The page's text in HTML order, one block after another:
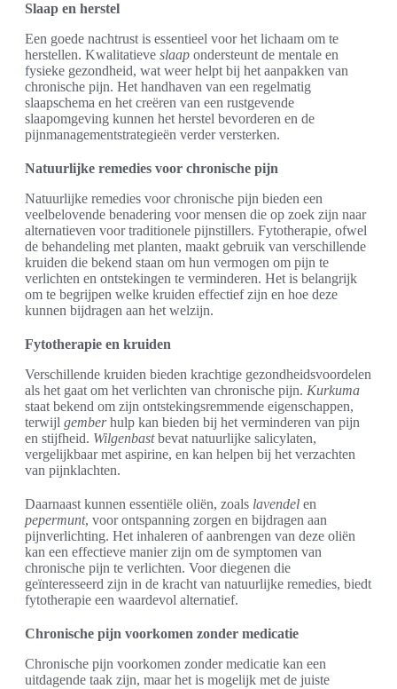
Slaap en herstel
Een goede nachtrust is essentieel voor het lichaam om te
herstellen. Kwalitatieve slaap ondersteunt de mentale en
fysieke gezondheid, wat weer helpt bij het aanpakken van
chronische pijn. Het handhaven van een regelmatig
slaapschema en het creëren van een rustgevende
slaapomgeving kunnen het herstel bevorderen en de
pijnmanagementstrategieën verder versterken.
Natuurlijke remedies voor chronische pijn
Natuurlijke remedies voor chronische pijn bieden een
veelbelovende benadering voor mensen die op zoek zijn naar
alternatieven voor traditionele pijnstillers. Fytotherapie, ofwel
de behandeling met planten, maakt gebruik van verschillende
kruiden die bekend staan om hun vermogen om pijn te
verlichten en ontstekingen te verminderen. Het is belangrijk
om te begrijpen welke kruiden effectief zijn en hoe deze
kunnen bijdragen aan het welzijn.
Fytotherapie en kruiden
Verschillende kruiden bieden krachtige gezondheidsvoordelen
als het gaat om het verlichten van chronische pijn. Kurkuma
staat bekend om zijn ontstekingsremmende eigenschappen,
terwijl gemberhulp kan bieden bij het verminderen van pijn
en stijfheid. Wilgenbastbevat natuurlijke salicylaten,
vergelijkbaar met aspirine, en kan helpen bij het verzachten
van pijnklachten.
Daarnaast kunnen essentiële oliën, zoals lavendel en
pepermunt, voor ontspanning zorgen en bijdragen aan
pijnverlichting. Het inhaleren of aanbrengen van deze oliën
kan een effectieve manier zijn om de symptomen van
chronische pijn te verlichten. Voor diegenen die
geïnteresseerd zijn in de kracht van natuurlijke remedies, biedt
fytotherapie een waardevol alternatief.
Chronische pijn voorkomen zonder medicatie
Chronische pijn voorkomen zonder medicatie kan een
uitdagende taak zijn, maar het is mogelijk met de juiste